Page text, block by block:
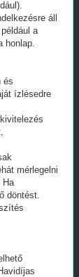
áll
a
honlap.
és
ízlésedre
mérlegelni
Ha
döntést.